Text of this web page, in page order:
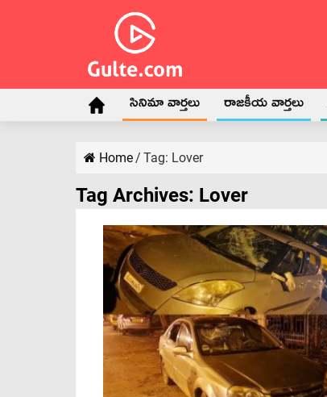
సినిమా వార్తలు రాజకీయ వార్తలు
Home/ Tag: Lover
Tag Archives: Lover